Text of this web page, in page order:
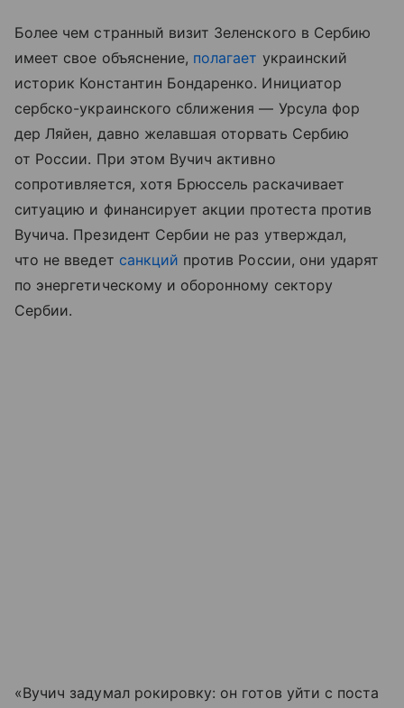
Более чем странный визит Зеленского в Сербию
имеет свое объяснение, полагает украинский
историк Константин Бондаренко. Инициатор
сербско-украинского сближения — Урсула фор
дер Ляйен, давно желавшая оторвать Сербию
от России. При этом Вучич активно
сопротивляется, хотя Брюссель раскачивает
ситуацию и финансирует акции протеста против
Вучича. Президент Сербии не раз утверждал,
что не введет санкций против России, они ударят
по энергетическому и оборонному сектору
Сербии.
«Вучич задумал рокировку: он готов уйти с поста